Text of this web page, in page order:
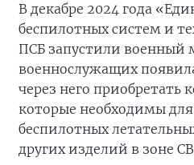
В декабре 2024 года
беспилотных систем и
ПСБ запустили военный
военнослужащих
через него
которые необходимы
беспилотных
других изделий в зоне